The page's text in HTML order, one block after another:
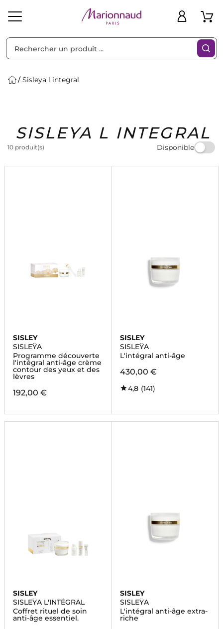
Solaire Homme Marques Idées
Cadeaux
Bons
Plans
Sisleya l integral
SISLEYA L INTEGRAL
10 produit(s) Disponible
Filtres
SISLEY
SISLEŸA
Programme découverte
l'intégral anti-âge crème
contour des yeux et des
lèvres
192,00 €
SISLEY
SISLEŸA
L'intégral anti-âge
430,00 €
4,8 (141)
SISLEY
SISLEŸA L'INTÉGRAL
Coffret rituel de soin
anti-âge essentiel.
SISLEY
SISLEŸA
L'intégral anti-âge extra-
riche